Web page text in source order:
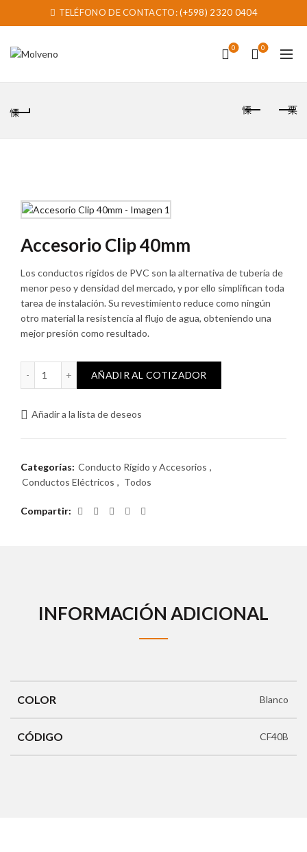
TELÉFONO DE CONTACTO:(+598) 2320 0404
0 0
Accesorio Clip 40mm
Los conductos rígidos de PVC son la alternativa de tubería de
menor peso y densidad del mercado, y por ello simplifican toda
tarea de instalación. Su revestimiento reduce como ningún
otro material la resistencia al flujo de agua, obteniendo una
mejor presión como resultado.
Accesorio Clip 40mm cantidad
AÑADIR AL COTIZADOR
Añadir a la lista de deseos
Categorías: Conducto Rígido y Accesorios ,
Conductos Eléctricos , Todos
Compartir
INFORMACIÓN ADICIONAL
COLOR Blanco
CÓDIGO CF40B